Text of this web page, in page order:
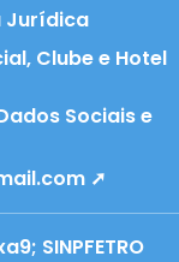
Jurídica
Clube e Hotel
Sociais e
➚
SINPFETRO